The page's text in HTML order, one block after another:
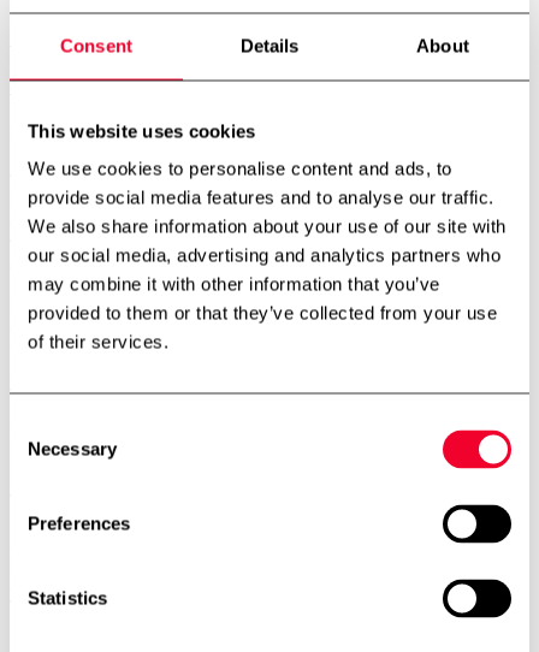
Consent Details About
This website uses cookies
We use cookies to personalise content and ads, to
provide social media features and to analyse our traffic.
We also share information about your use of our site with
our social media, advertising and analytics partners who
may combine it with other information that you’ve
provided to them or that they’ve collected from your use
of their services.
Selection
Necessary
Preferences
Statistics
Salgschef, brugt udstyr
+45 4093 3957
alu@fhscandinox.com
Kontakt
Tarm – Hovedkontor
Kærhusvej 4, Hoven
6880 Tarm
+45 7534 3434
CVR: 14919287
København – Afdeling
Gerstenberg Services A/S
Vibeholmsvej 21/22
Telefon:+45 4343 2026
FH Scandinox Norge AS
Telefon:+45 7534 3434